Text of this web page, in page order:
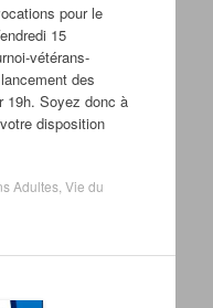
pour le
15
vétérans-
des
19h. Soyez donc à
disposition
Adultes, Vie du